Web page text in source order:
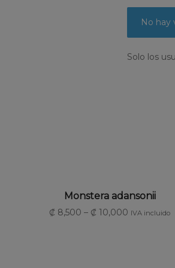
No hay
Solo los
SELECCIONAR OPCIONES
Monstera adansonii
₡ 8,500 – ₡ 10,000 IVA incluido